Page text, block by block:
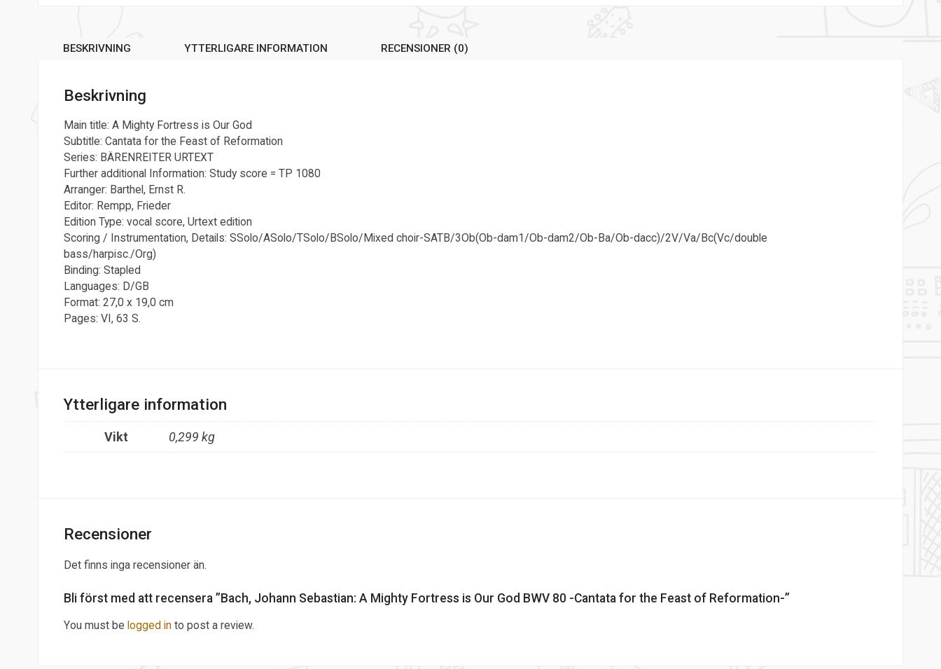
BESKRIVNING YTTERLIGARE INFORMATION RECENSIONER (0)
Beskrivning
Main title: A Mighty Fortress is Our God
Subtitle: Cantata for the Feast of Reformation
Series: BÄRENREITER URTEXT
Further additional Information: Study score = TP 1080
Arranger: Barthel, Ernst R.
Editor: Rempp, Frieder
Edition Type: vocal score, Urtext edition
Scoring / Instrumentation, Details: SSolo/ASolo/TSolo/BSolo/Mixed choir-SATB/3Ob(Ob-dam1/Ob-dam2/Ob-Ba/Ob-dacc)/2V/Va/Bc(Vc/double
bass/harpisc./Org)
Binding: Stapled
Languages: D/GB
Format: 27,0 x 19,0 cm
Pages: VI, 63 S.
Ytterligare information
Vikt 0,299 kg
Recensioner
Det finns inga recensioner än.
Bli först med att recensera ”Bach, Johann Sebastian: A Mighty Fortress is Our God BWV 80 -Cantata for the Feast of Reformation-”
You must be logged into post a review.